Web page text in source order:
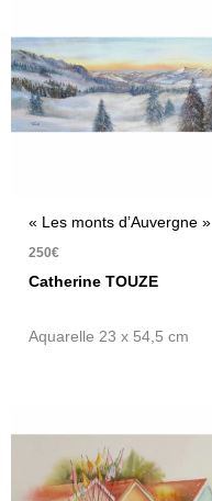
« Les monts d’Auvergne »
250€
Catherine TOUZE
Aquarelle 23 x 54,5 cm